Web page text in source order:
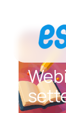
contenuto